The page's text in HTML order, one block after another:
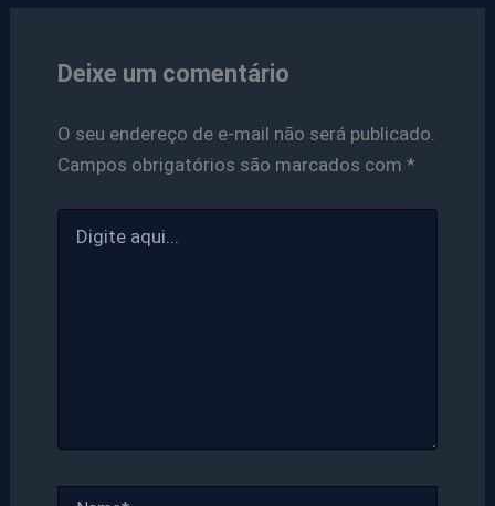
Deixe um comentário
O seu endereço de e-mail não será publicado.
Campos obrigatórios são marcados com *
aqui...